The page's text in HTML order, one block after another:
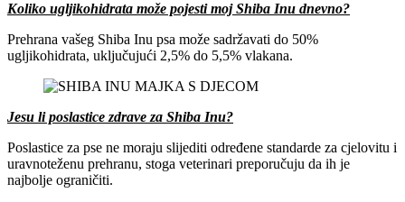
Koliko ugljikohidrata može pojesti moj Shiba Inu dnevno?
Prehrana vašeg Shiba Inu psa može sadržavati do 50%
ugljikohidrata, uključujući 2,5% do 5,5% vlakana.
Jesu li poslastice zdrave za Shiba Inu?
Poslastice za pse ne moraju slijediti određene standarde za cjelovitu i
uravnoteženu prehranu, stoga veterinari preporučuju da ih je
najbolje ograničiti.